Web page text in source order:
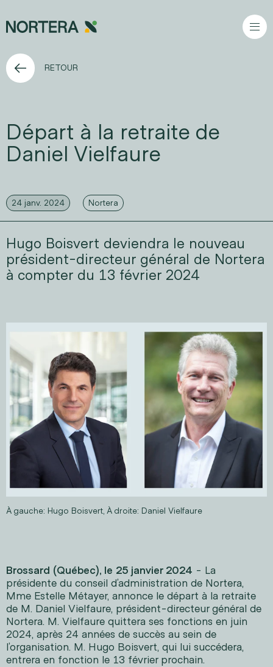
Aller au contenu principal
RETOUR
Départ à la retraite de
Daniel Vielfaure
24 janv. 2024 Nortera
Hugo Boisvert deviendra le nouveau
président-directeur général de Nortera
à compter du 13 février 2024
À gauche: Hugo Boisvert, À droite: Daniel Vielfaure
Brossard (Québec), le 25 janvier 2024 - La
présidente du conseil d’administration de Nortera,
Mme Estelle Métayer, annonce le départ à la retraite
de M. Daniel Vielfaure, président-directeur général de
Nortera. M. Vielfaure quittera ses fonctions en juin
2024, après 24 années de succès au sein de
l’organisation. M. Hugo Boisvert, qui lui succédera,
entrera en fonction le 13 février prochain.